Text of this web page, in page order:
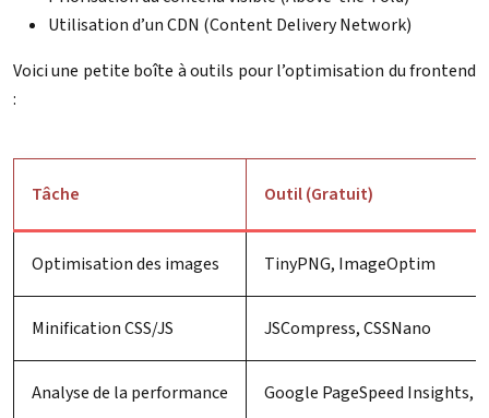
Utilisation d’un CDN (Content Delivery Network)
Voici une petite boîte à outils pour l’optimisation du frontend
:
Tâche Outil (Gratuit)
Optimisation des images TinyPNG, ImageOptim
Minification CSS/JS JSCompress, CSSNano
Analyse de la performance Google PageSpeed Insights,